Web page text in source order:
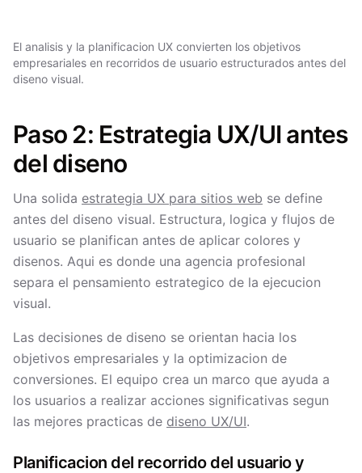
El analisis y la planificacion UX convierten los objetivos
empresariales en recorridos de usuario estructurados antes del
diseno visual.
Paso 2: Estrategia UX/UI antes
del diseno
Una solida estrategia UX para sitios web se define
antes del diseno visual. Estructura, logica y flujos de
usuario se planifican antes de aplicar colores y
disenos. Aqui es donde una agencia profesional
separa el pensamiento estrategico de la ejecucion
visual.
Las decisiones de diseno se orientan hacia los
objetivos empresariales y la optimizacion de
conversiones. El equipo crea un marco que ayuda a
los usuarios a realizar acciones significativas segun
las mejores practicas de diseno UX/UI.
Planificacion del recorrido del usuario y